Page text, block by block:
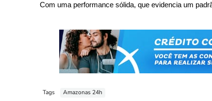
Com uma performance sólida, que evidencia um
Tags Amazonas 24h